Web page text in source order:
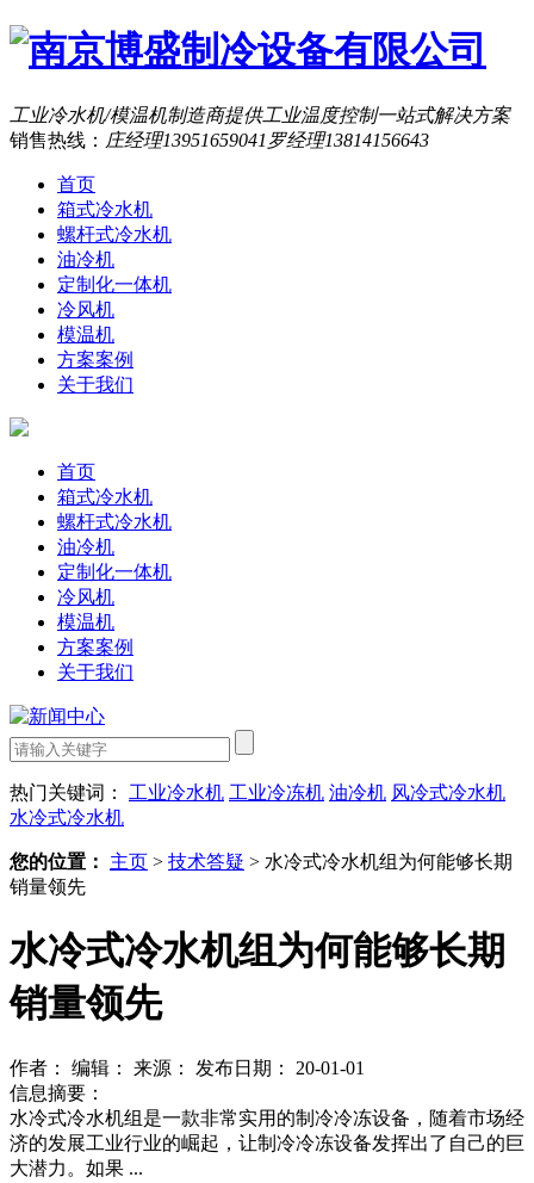
工业冷水机/模温机制造商提供工业温度控制一站式解决方案
销售热线： 庄经理13951659041罗经理13814156643
首页
箱式冷水机
螺杆式冷水机
油冷机
定制化一体机
冷风机
模温机
方案案例
关于我们
首页
箱式冷水机
螺杆式冷水机
油冷机
定制化一体机
冷风机
模温机
方案案例
关于我们
热门关键词： 工业冷水机 工业冷冻机 油冷机 风冷式冷水机
水冷式冷水机
您的位置： 主页 > 技术答疑 > 水冷式冷水机组为何能够长期
销量领先
水冷式冷水机组为何能够长期
销量领先
作者： 编辑： 来源： 发布日期： 20-01-01
信息摘要：
水冷式冷水机组是一款非常实用的制冷冷冻设备，随着市场经
济的发展工业行业的崛起，让制冷冷冻设备发挥出了自己的巨
大潜力。如果 ...